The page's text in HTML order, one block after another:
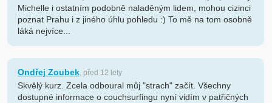
Michelle i ostatním podobně naladěným lidem, mohou cizinci
poznat Prahu i z jiného úhlu pohledu :) To mě na tom osobně
láká nejvíce...
Ondřej Zoubek, před 12 lety
Skvělý kurz. Zcela odboural můj "strach" začít. Všechny
dostupné informace o couchsurfingu nyní vidím v patřičných